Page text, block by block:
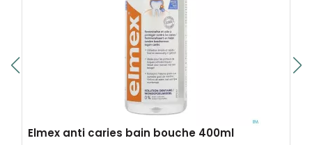
Elmex anti caries bain bouche 400ml